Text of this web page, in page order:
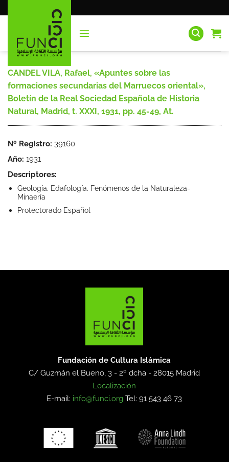
al
CANDEL VILA, Rafael, «Apuntes sobre las
formaciones secundarias del Marruecos oriental»,
Boletín de la Real Sociedad Española de Historia
Natural, Madrid, t. XXXI, 1931, pp. 45-49, At.
Nº Registro: 39160
Año: 1931
Descriptores:
Geología. Edafología. Fenómenos de la Naturaleza-
Minaería
Protectorado Español
Fundación de Cultura Islámica
C/ Guzmán el Bueno, 3 - 2º dcha -28015 Madrid
Localización
E-mail: info@funci.org Tel: 91 543 46 73